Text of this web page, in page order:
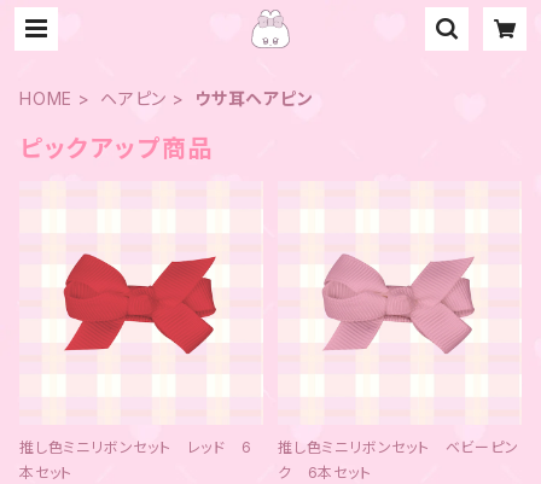
HOME ヘアピン ウサ耳ヘアピン
ピックアップ商品
推し色ミニリボンセット レッド 6
本セット
推し色ミニリボンセット ベビーピン
ク 6本セット